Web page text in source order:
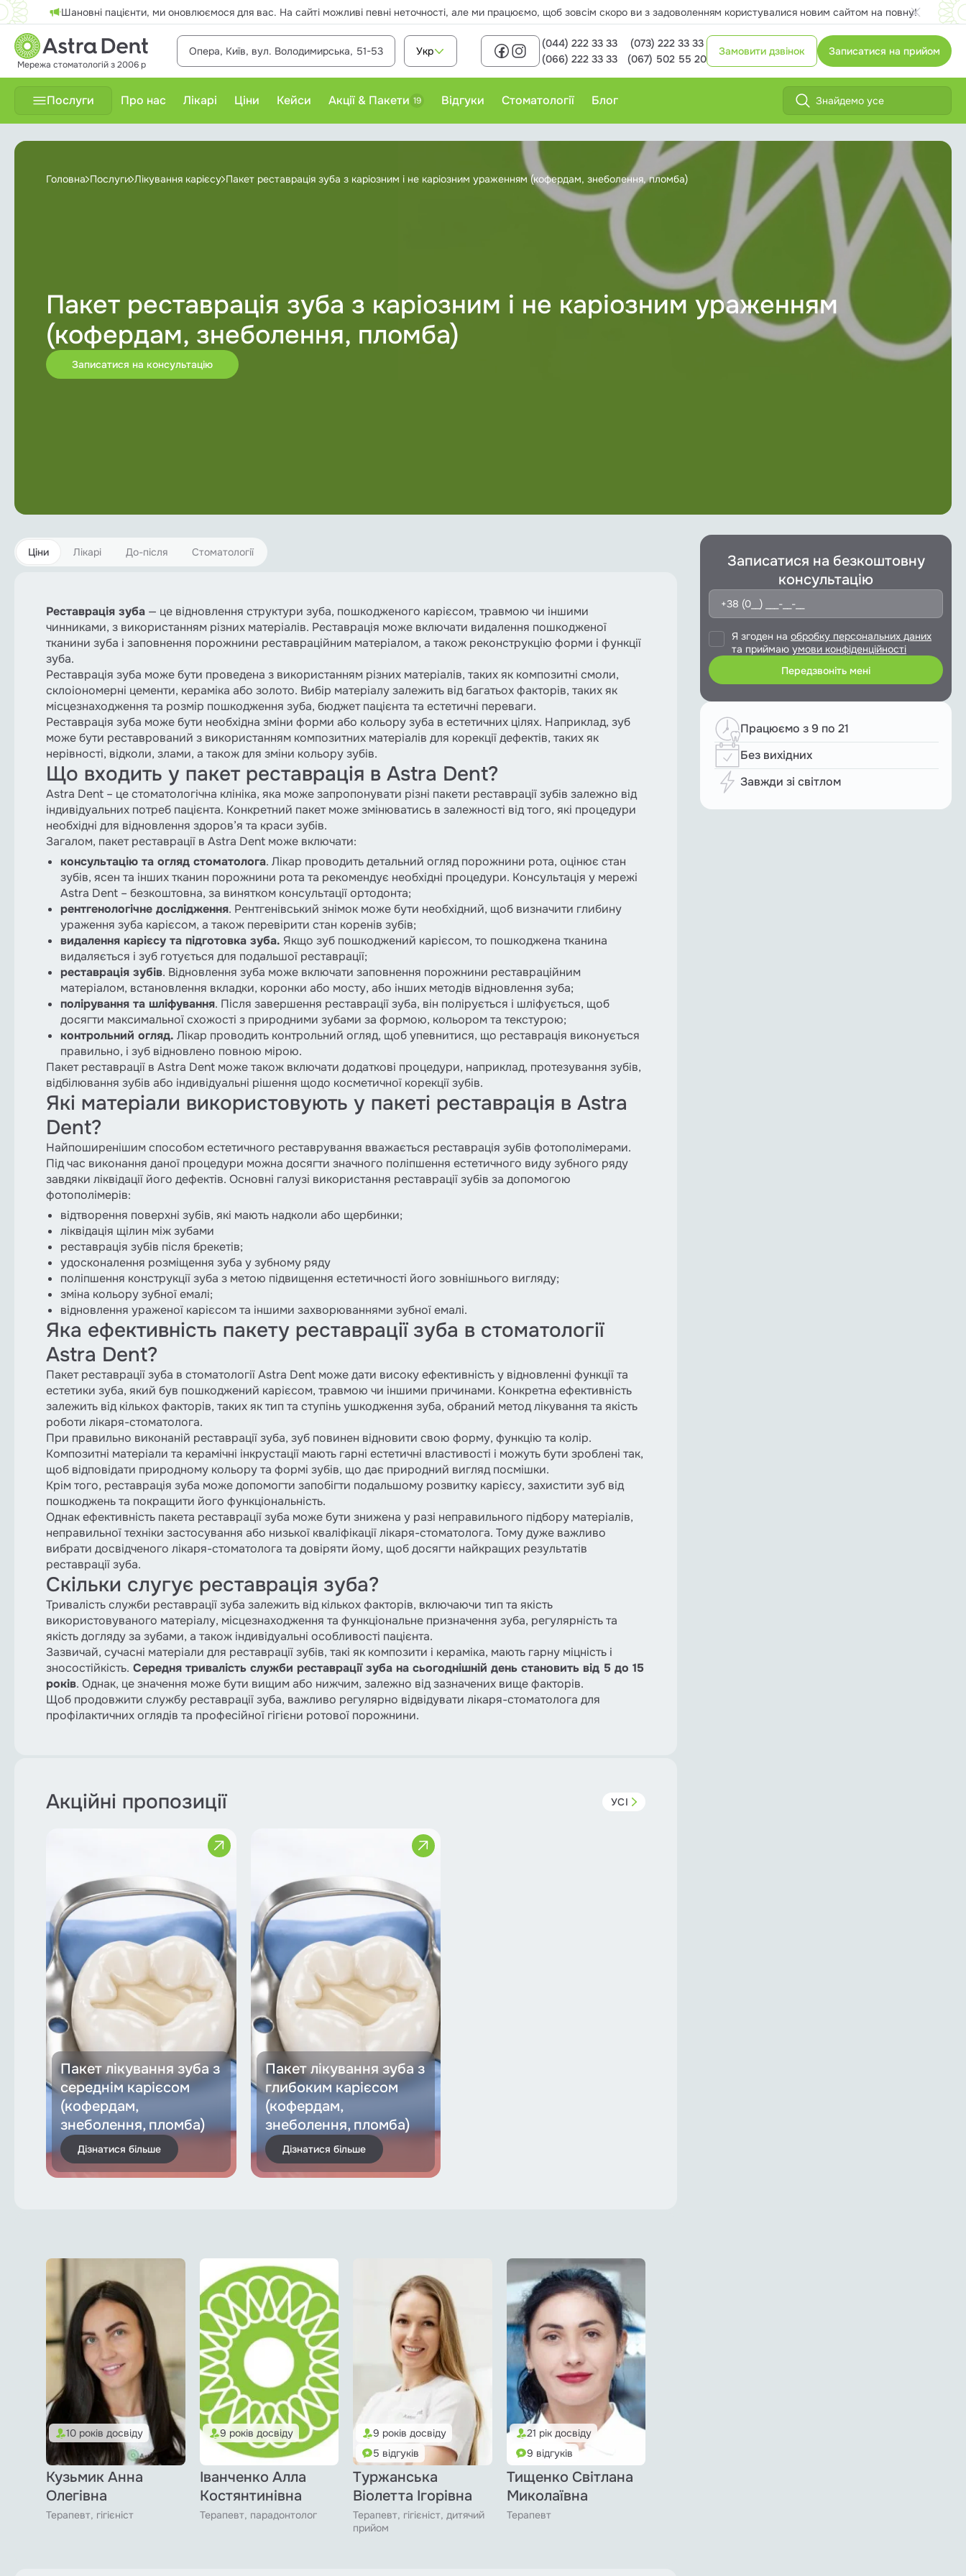
Шановні пацієнти, ми оновлюємося для вас. На сайті можливі певні неточності, але ми працюємо, щоб зовсім скоро ви з задоволенням користувалися новим сайтом на повну!
Мережа стоматологій з 2006 р
Опера, Київ, вул. Володимирська, 51-53 Укр
(044) 222 33 33
(073) 222 33 33
(066) 222 33 33
(067) 502 55 20
Замовити дзвінок Записатися на прийом
Послуги Про нас Лікарі Ціни Кейси Акції & Пакети 19 Відгуки Стоматології Блог
Діагностика
Імплантація
Лікування каналів зуба
Всі послуги
Головна Послуги Лікування карієсу Пакет реставрація зуба з каріозним і не каріозним ураженням (кофердам, знеболення, пломба)
Пакет реставрація зуба з каріозним і не каріозним ураженням
(кофердам, знеболення, пломба)
Записатися на консультацію
Цiни Лікарі До-після Стоматології
Реставрація зуба — це відновлення структури зуба, пошкодженого карієсом, травмою чи іншими
чинниками, з використанням різних матеріалів. Реставрація може включати видалення пошкодженої
тканини зуба і заповнення порожнини реставраційним матеріалом, а також реконструкцію форми і функції
зуба.
Реставрація зуба може бути проведена з використанням різних матеріалів, таких як композитні смоли,
склоіономерні цементи, кераміка або золото. Вибір матеріалу залежить від багатьох факторів, таких як
місцезнаходження та розмір пошкодження зуба, бюджет пацієнта та естетичні переваги.
Реставрація зуба може бути необхідна зміни форми або кольору зуба в естетичних цілях. Наприклад, зуб
може бути реставрований з використанням композитних матеріалів для корекції дефектів, таких як
нерівності, відколи, злами, а також для зміни кольору зубів.
Що входить у пакет реставрація в Astra Dent?
Astra Dent – це стоматологічна клініка, яка може запропонувати різні пакети реставрації зубів залежно від
індивідуальних потреб пацієнта. Конкретний пакет може змінюватись в залежності від того, які процедури
необхідні для відновлення здоров’я та краси зубів.
Загалом, пакет реставрації в Astra Dent може включати:
консультацію та огляд стоматолога. Лікар проводить детальний огляд порожнини рота, оцінює стан
зубів, ясен та інших тканин порожнини рота та рекомендує необхідні процедури. Консультація у мережі
Astra Dent – безкоштовна, за винятком консультації ортодонта;
рентгенологічне дослідження. Рентгенівський знімок може бути необхідний, щоб визначити глибину
ураження зуба карієсом, а також перевірити стан коренів зубів;
видалення карієсу та підготовка зуба. Якщо зуб пошкоджений карієсом, то пошкоджена тканина
видаляється і зуб готується для подальшої реставрації;
реставрація зубів. Відновлення зуба може включати заповнення порожнини реставраційним
матеріалом, встановлення вкладки, коронки або мосту, або інших методів відновлення зуба;
полірування та шліфування. Після завершення реставрації зуба, він полірується і шліфується, щоб
досягти максимальної схожості з природними зубами за формою, кольором та текстурою;
контрольний огляд. Лікар проводить контрольний огляд, щоб упевнитися, що реставрація виконується
правильно, і зуб відновлено повною мірою.
Пакет реставрації в Astra Dent може також включати додаткові процедури, наприклад, протезування зубів,
відбілювання зубів або індивідуальні рішення щодо косметичної корекції зубів.
Які матеріали використовують у пакеті реставрація в Astra
Dent?
Найпоширенішим способом естетичного реставрування вважається реставрація зубів фотополімерами.
Під час виконання даної процедури можна досягти значного поліпшення естетичного виду зубного ряду
завдяки ліквідації його дефектів. Основні галузі використання реставрації зубів за допомогою
фотополімерів:
відтворення поверхні зубів, які мають надколи або щербинки;
ліквідація щілин між зубами
реставрація зубів після брекетів;
удосконалення розміщення зуба у зубному ряду
поліпшення конструкції зуба з метою підвищення естетичності його зовнішнього вигляду;
зміна кольору зубної емалі;
відновлення ураженої карієсом та іншими захворюваннями зубної емалі.
Яка ефективність пакету реставрації зуба в стоматології
Astra Dent?
Пакет реставрації зуба в стоматології Astra Dent може дати високу ефективність у відновленні функції та
естетики зуба, який був пошкоджений карієсом, травмою чи іншими причинами. Конкретна ефективність
залежить від кількох факторів, таких як тип та ступінь ушкодження зуба, обраний метод лікування та якість
роботи лікаря-стоматолога.
При правильно виконаній реставрації зуба, зуб повинен відновити свою форму, функцію та колір.
Композитні матеріали та керамічні інкрустації мають гарні естетичні властивості і можуть бути зроблені так,
щоб відповідати природному кольору та формі зубів, що дає природний вигляд посмішки.
Крім того, реставрація зуба може допомогти запобігти подальшому розвитку карієсу, захистити зуб від
пошкоджень та покращити його функціональність.
Однак ефективність пакета реставрації зуба може бути знижена у разі неправильного підбору матеріалів,
неправильної техніки застосування або низької кваліфікації лікаря-стоматолога. Тому дуже важливо
вибрати досвідченого лікаря-стоматолога та довіряти йому, щоб досягти найкращих результатів
реставрації зуба.
Скільки слугує реставрація зуба?
Тривалість служби реставрації зуба залежить від кількох факторів, включаючи тип та якість
використовуваного матеріалу, місцезнаходження та функціональне призначення зуба, регулярність та
якість догляду за зубами, а також індивідуальні особливості пацієнта.
Зазвичай, сучасні матеріали для реставрації зубів, такі як композити і кераміка, мають гарну міцність і
зносостійкість. Середня тривалість служби реставрації зуба на сьогоднішній день становить від 5 до 15
років. Однак, це значення може бути вищим або нижчим, залежно від зазначених вище факторів.
Щоб продовжити службу реставрації зуба, важливо регулярно відвідувати лікаря-стоматолога для
профілактичних оглядів та професійної гігієни ротової порожнини.
Акційні пропозиції УСІ
Пакет лікування зуба з
середнім карієсом
(кофердам,
знеболення, пломба)
Дізнатися більше
Пакет лікування зуба з
глибоким карієсом
(кофердам,
знеболення, пломба)
Дізнатися більше
10 років досвіду
Кузьмик Анна
Олегівна
Терапевт, гігієніст
9 років досвіду
Іванченко Алла
Костянтинівна
Терапевт, парадонтолог
9 років досвіду
5 відгуків
Туржанська
Віолетта Ігорівна
Терапевт, гігієніст, дитячий
прийом
21 рік досвіду
9 відгуків
Тищенко Світлана
Миколаївна
Терапевт
Записатися на безкоштовну
консультацію
Я згоден на обробку персональних даних
та приймаю умови конфіденційності
Працюємо з 9 по 21
Без вихідних
Завжди зі світлом